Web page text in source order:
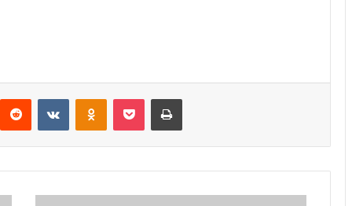
Reddit VKontakteOdnoklassniki
Pocket Imprimir